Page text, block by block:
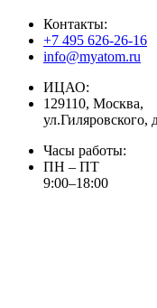
Контакты:
+7 495 626-26-16
info@myatom.ru
ИЦАО:
129110, Москва,
ул.Гиляровского,
Часы работы:
ПН – ПТ
9:00–18:00